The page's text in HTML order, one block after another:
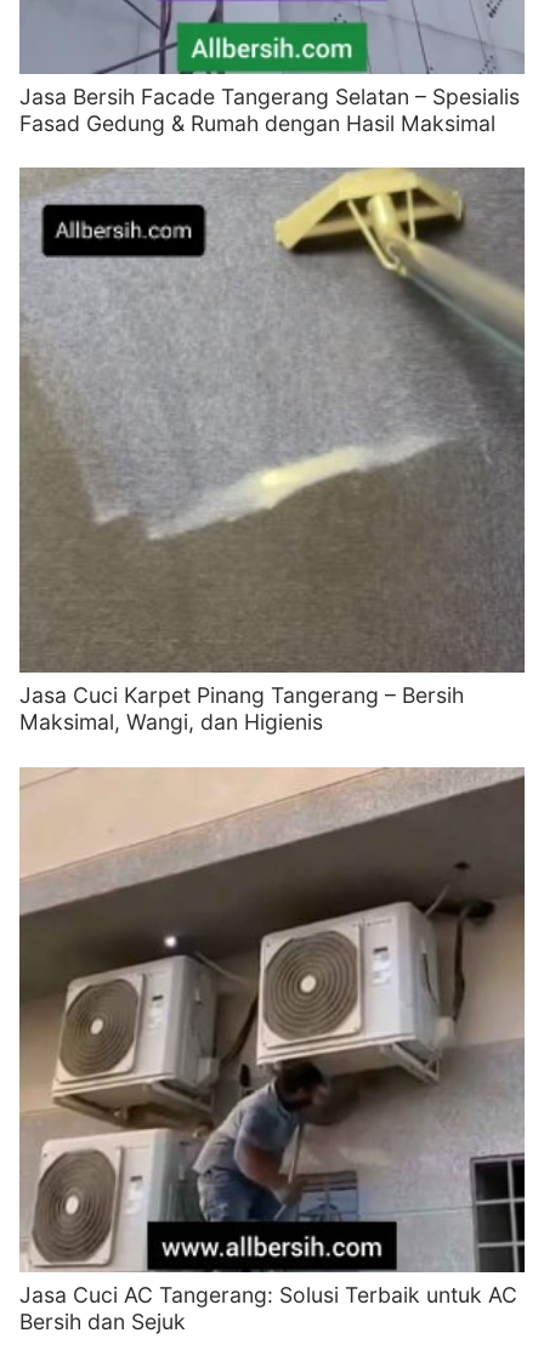
Jasa Bersih Facade Tangerang Selatan – Spesialis
Fasad Gedung & Rumah dengan Hasil Maksimal
Jasa Cuci Karpet Pinang Tangerang – Bersih
Maksimal, Wangi, dan Higienis
Jasa Cuci AC Tangerang: Solusi Terbaik untuk AC
Bersih dan Sejuk